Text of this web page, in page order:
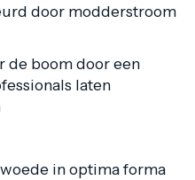
door modderstroom
de boom door een
laten
in optima forma